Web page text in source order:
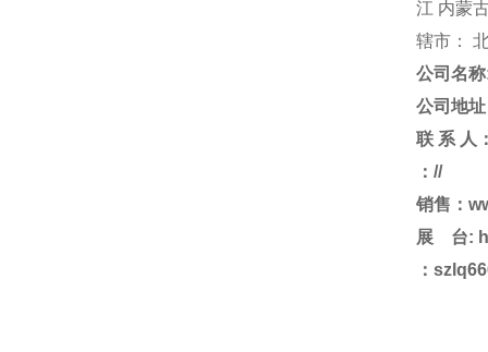
江 内蒙
辖市：
公司名
公司地
联 系 人
：//
销售：
展 台:
：